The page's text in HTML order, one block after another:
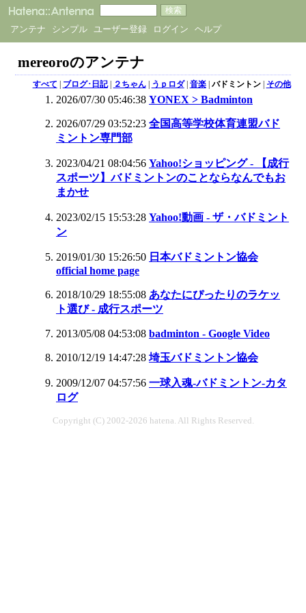
アンテナ シンプル ユーザー登録 ログイン ヘルプ
mereoroのアンテナ
すべて | ブログ･日記| ２ちゃん| うｐロダ| 音楽| バドミントン| その他
2026/07/30 05:46:38 YONEX > Badminton
2026/07/29 03:52:23 全国高等学校体育連盟バド
ミントン専門部
2023/04/21 08:04:56 Yahoo!ショッピング - 【成行
スポーツ】バドミントンのことならなんでもお
まかせ
2023/02/15 15:53:28 Yahoo!動画 - ザ・バドミント
ン
2019/01/30 15:26:50 日本バドミントン協会
official home page
2018/10/29 18:55:08 あなたにぴったりのラケッ
ト選び - 成行スポーツ
2013/05/08 04:53:08 badminton - Google Video
2010/12/19 14:47:28 埼玉バドミントン協会
2009/12/07 04:57:56 一球入魂-バドミントン-カタ
ログ
Copyright (C) 2002-2026 hatena. All Rights Reserved.